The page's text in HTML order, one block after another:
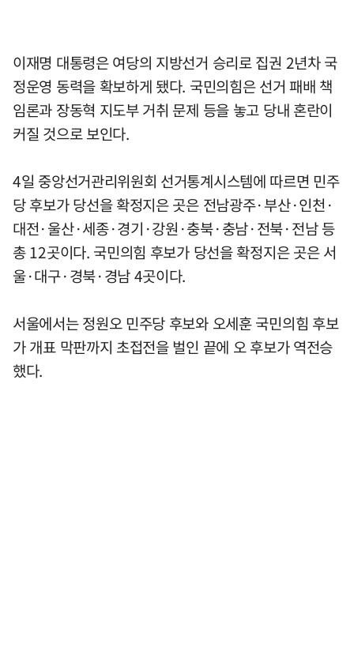
이재명 대통령은 여당의 지방선거 승리로 집권 2년차 국
정운영 동력을 확보하게 됐다. 국민의힘은 선거 패배 책
임론과 장동혁 지도부 거취 문제 등을 놓고 당내 혼란이
커질 것으로 보인다.
4일 중앙선거관리위원회 선거통계시스템에 따르면 민주
당 후보가 당선을 확정지은 곳은 전남광주·부산·인천·
대전·울산·세종·경기·강원·충북·충남·전북·전남 등
총 12곳이다. 국민의힘 후보가 당선을 확정지은 곳은 서
울·대구·경북·경남 4곳이다.
서울에서는 정원오 민주당 후보와 오세훈 국민의힘 후보
가 개표 막판까지 초접전을 벌인 끝에 오 후보가 역전승
했다.